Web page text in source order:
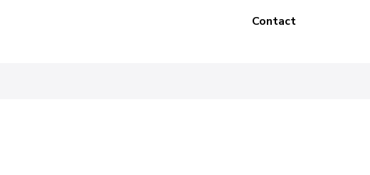
Contact